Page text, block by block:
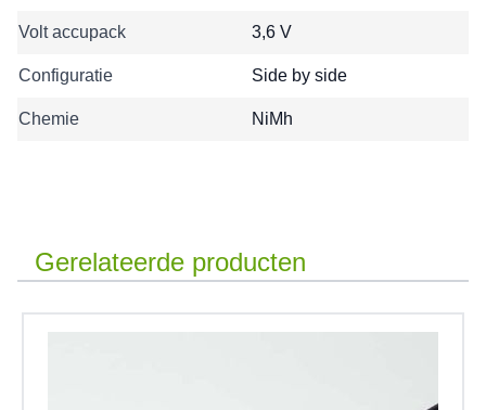
Volt accupack 3,6 V
Configuratie Side by side
Chemie NiMh
Gerelateerde producten